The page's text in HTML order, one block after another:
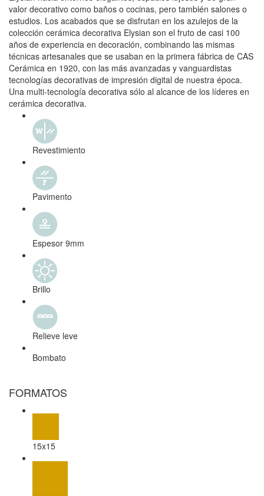
valor decorativo como baños o cocinas, pero también salones o
estudios. Los acabados que se disfrutan en los azulejos de la
colección cerámica decorativa Elysian son el fruto de casi 100
años de experiencia en decoración, combinando las mismas
técnicas artesanales que se usaban en la primera fábrica de CAS
Cerámica en 1920, con las más avanzadas y vanguardistas
tecnologías decorativas de impresión digital de nuestra época.
Una multi-tecnología decorativa sólo al alcance de los líderes en
cerámica decorativa.
Revestimiento
Pavimento
Espesor 9mm
Brillo
Relieve leve
Bombato
FORMATOS
15x15